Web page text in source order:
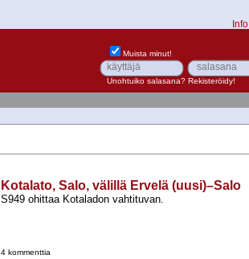
Info
Muista minut!
Unohtuiko salasana? Rekisteröidy!
Kotalato, Salo, välillä Ervelä (uusi)–Salo
S949 ohittaa Kotaladon vahtituvan.
4 kommenttia